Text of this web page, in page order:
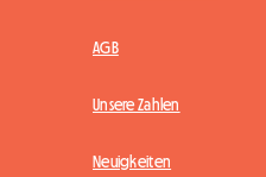
AGB
Unsere Zahlen
Neuigkeiten